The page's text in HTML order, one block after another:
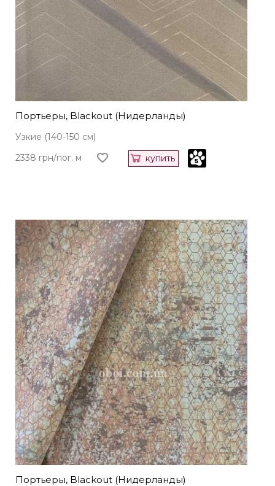
Портьеры, Blackout (Нидерланды)
Узкие (140-150 см)
2338 грн/пог. м
купить
Портьеры, Blackout (Нидерланды)